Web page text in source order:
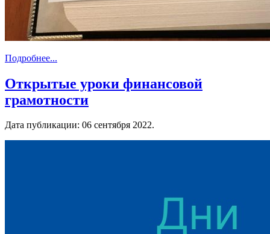
Подробнее...
Открытые уроки финансовой
грамотности
Дата публикации: 06 сентября 2022.